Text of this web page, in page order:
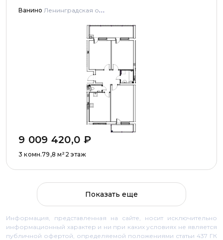
Ванино Ленинградская область, Ломоносовский муниципальный район, Низинское сельское поселение, деревня Узигонты, улица Прибалтийская, дома 4, 5 и улица Олимпийская, дом 5
9 009 420,0 ₽
3 комн.79,8 м²2 этаж
Показать еще
Информация, представленная на сайте, носит исключительно
информационный характер и ни при каких условиях не является
публичной офертой, определяемой положениями статьи 437 ГК